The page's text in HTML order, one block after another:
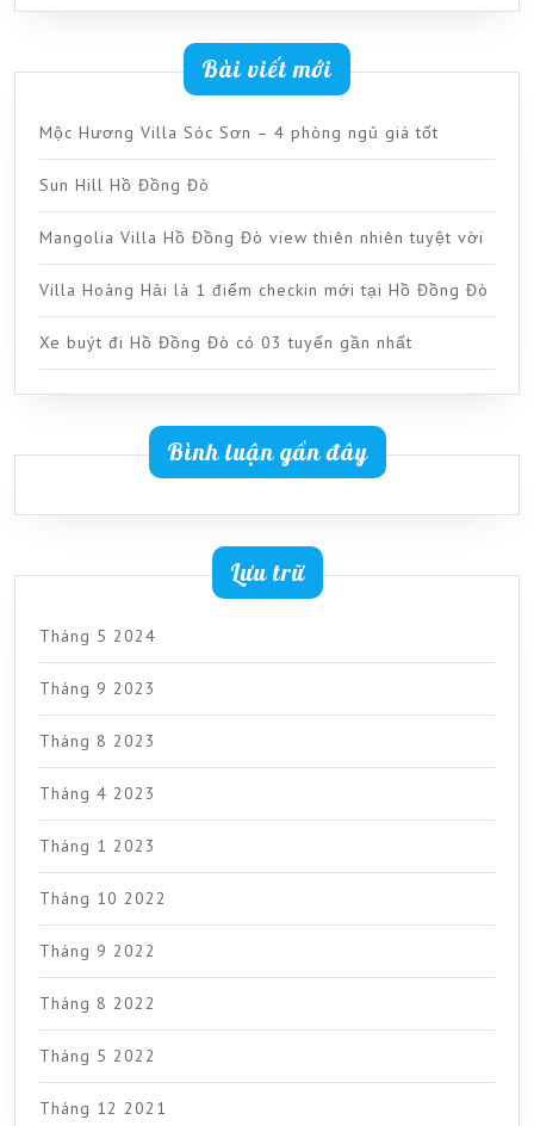
Bài viết mới
Mộc Hương Villa Sóc Sơn – 4 phòng ngủ giá tốt
Sun Hill Hồ Đồng Đò
Mangolia Villa Hồ Đồng Đò view thiên nhiên tuyệt vời
Villa Hoàng Hải là 1 điểm checkin mới tại Hồ Đồng Đò
Xe buýt đi Hồ Đồng Đò có 03 tuyến gần nhất
Bình luận gần đây
Lưu trữ
Tháng 5 2024
Tháng 9 2023
Tháng 8 2023
Tháng 4 2023
Tháng 1 2023
Tháng 10 2022
Tháng 9 2022
Tháng 8 2022
Tháng 5 2022
Tháng 12 2021